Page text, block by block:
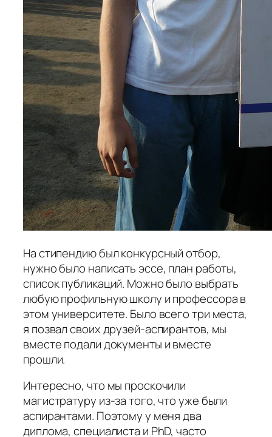
На стипендию был конкурсный отбор,
нужно было написать эссе, план работы,
список публикаций. Можно было выбрать
любую профильную школу и профессора в
этом университете. Было всего три места,
я позвал своих друзей-аспирантов, мы
вместе подали документы и вместе
прошли.
Интересно, что мы проскочили
магистратуру из-за того, что уже были
аспирантами. Поэтому у меня два
диплома, специалиста и PhD, часто